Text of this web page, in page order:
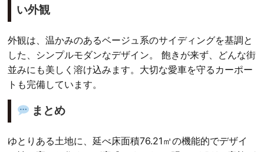
い外観
外観は、温かみのあるベージュ系のサイディングを基調と
した、シンプルモダンなデザイン。 飽きが来ず、どんな街
並みにも美しく溶け込みます。大切な愛車を守るカーポー
トも完備しています。
まとめ
ゆとりある土地に、延べ床面積76.21㎡の機能的でデザイ